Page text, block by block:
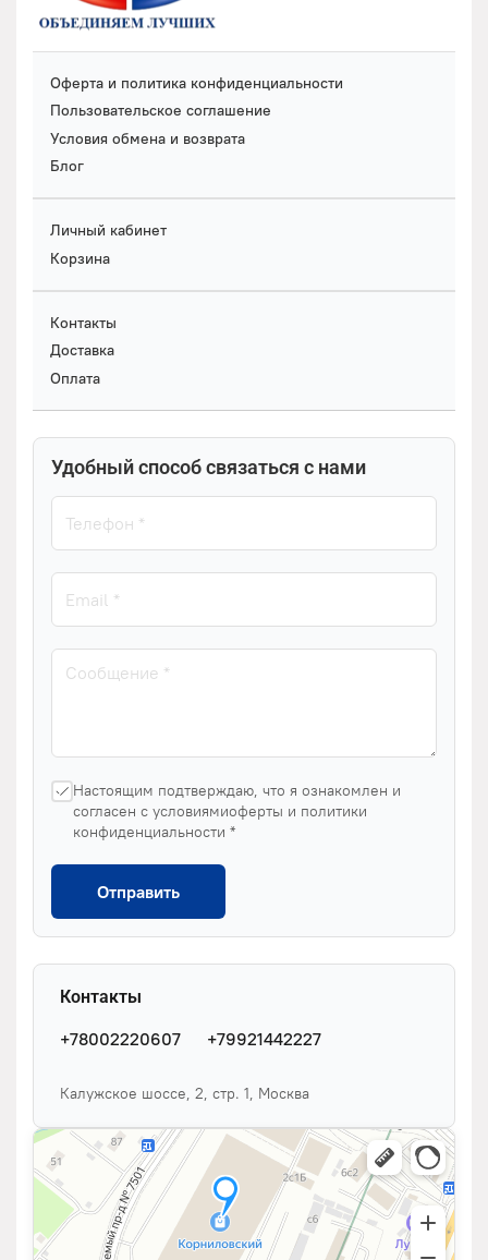
Оферта и политика конфиденциальности
Пользовательское соглашение
Условия обмена и возврата
Блог
Личный кабинет
Корзина
Контакты
Доставка
Оплата
Удобный способ связаться с нами
Настоящим подтверждаю, что я ознакомлен и
согласен с условиямиоферты и политики
конфиденциальности *
Отправить
Контакты
+78002220607 +79921442227
Калужское шоссе, 2, стр. 1, Москва